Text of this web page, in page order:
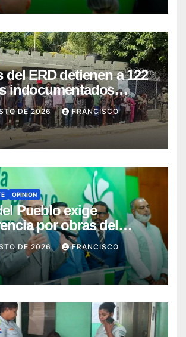
del ERD detienen a 122
indocumentados
en
y Santiago Rodríguez
DE 2026 FRANCISCO
OPINION
Pueblo exige
por obras del
en Los Jardines del
DE 2026 FRANCISCO